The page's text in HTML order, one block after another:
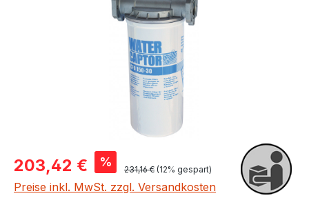
Verkaufspreis:
203,42 € % Regulärer Preis:
231,16 € (12% gespart)
Preise inkl. MwSt. zzgl. Versandkosten